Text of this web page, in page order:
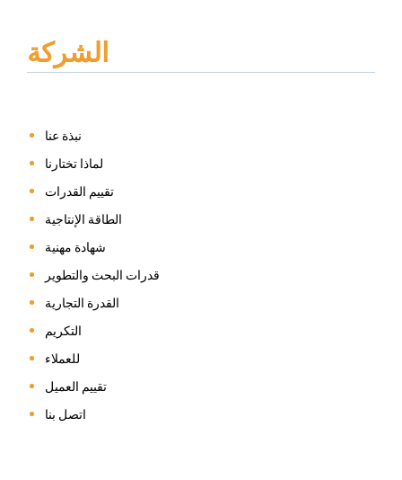
الشركة
نبذة عنا
لماذا تختارنا
تقييم القدرات
الطاقة الإنتاجية
شهادة مهنية
قدرات البحث والتطوير
القدرة التجارية
التكريم
للعملاء
تقييم العميل
اتصل بنا